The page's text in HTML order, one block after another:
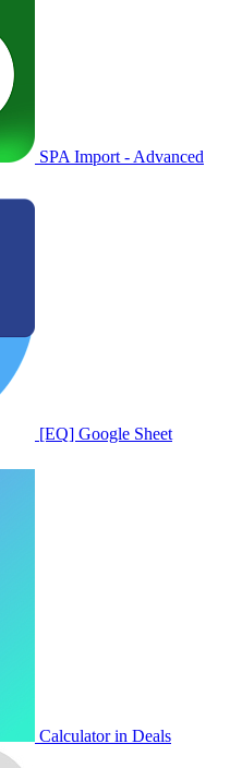
SPA Import - Advanced
[EQ] Google Sheet
Calculator in Deals